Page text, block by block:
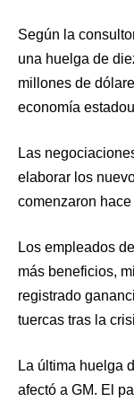
Según la
una huelga de
millones de
economía
Las
elaborar los
comenzaron
Los empleados
más beneficios,
registrado
tuercas tras la
La última huelga
afectó a GM. El